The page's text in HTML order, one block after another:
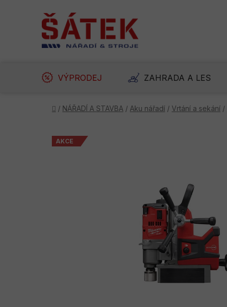
VÝPRODEJ ZAHRADA A LES
Domů
/ NÁŘADÍ A STAVBA / Aku nářadí / Vrtání a sekání /
AKCE